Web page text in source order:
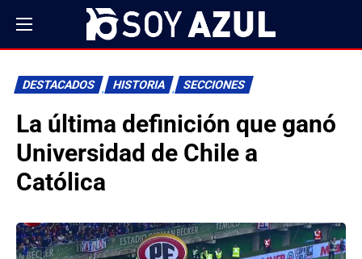
DESTACADOS HISTORIA SECCIONES
La última definición que ganó
Universidad de Chile a
Católica